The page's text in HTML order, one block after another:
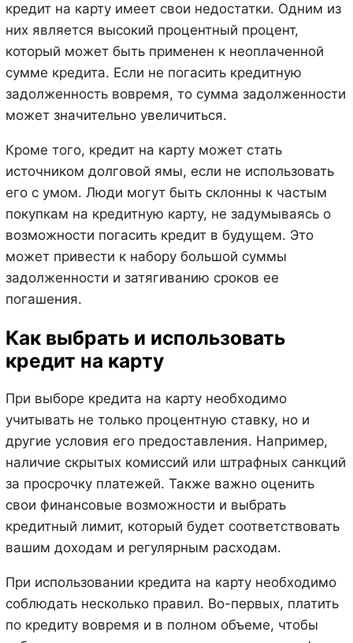
кредит на карту имеет свои недостатки. Одним из
них является высокий процентный процент,
который может быть применен к неоплаченной
сумме кредита. Если не погасить кредитную
задолженность вовремя, то сумма задолженности
может значительно увеличиться.
Кроме того, кредит на карту может стать
источником долговой ямы, если не использовать
его с умом. Люди могут быть склонны к частым
покупкам на кредитную карту, не задумываясь о
возможности погасить кредит в будущем. Это
может привести к набору большой суммы
задолженности и затягиванию сроков ее
погашения.
Как выбрать и использовать
кредит на карту
При выборе кредита на карту необходимо
учитывать не только процентную ставку, но и
другие условия его предоставления. Например,
наличие скрытых комиссий или штрафных санкций
за просрочку платежей. Также важно оценить
свои финансовые возможности и выбрать
кредитный лимит, который будет соответствовать
вашим доходам и регулярным расходам.
При использовании кредита на карту необходимо
соблюдать несколько правил. Во-первых, платить
по кредиту вовремя и в полном объеме, чтобы